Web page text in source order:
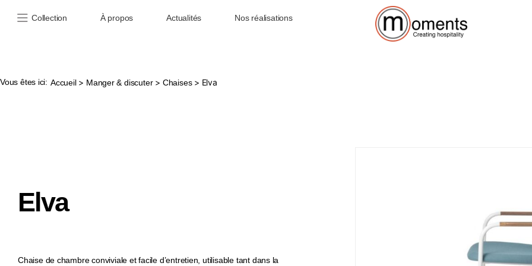
Collection À propos Actualités Nos réalisations
Vous êtes ici: Accueil> Manger & discuter> Chaises> Elva
Elva
Chaise de chambre conviviale et facile d’entretien, utilisable tant dans la